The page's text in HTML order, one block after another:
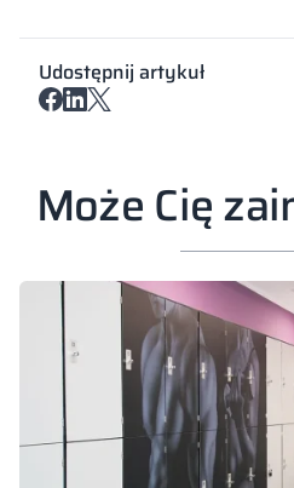
Udostępnij artykuł
Może Cię